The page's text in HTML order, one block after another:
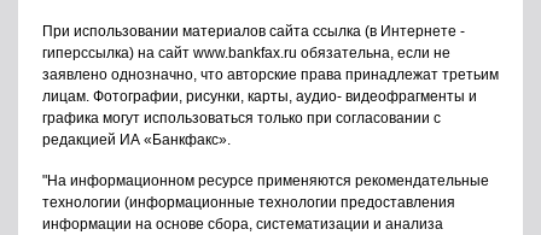
При использовании материалов сайта ссылка (в Интернете -
гиперссылка) на сайт www.bankfax.ru обязательна, если не
заявлено однозначно, что авторские права принадлежат третьим
лицам. Фотографии, рисунки, карты, аудио- видеофрагменты и
графика могут использоваться только при согласовании с
редакцией ИА «Банкфакс».
"На информационном ресурсе применяются рекомендательные
технологии (информационные технологии предоставления
информации на основе сбора, систематизации и анализа